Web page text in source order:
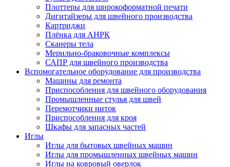
Плоттеры для широкоформатной печати
Дигитайзеры для швейного производства
Картриджи
Плёнка для АНРК
Сканеры тела
Мерильно-браковочные комплексы
САПР для швейного производства
Вспомогательное оборудование для производства
Машины для ремонта
Приспособления для швейного оборудования
Промышленные стулья для швей
Перемотчики ниток
Приспособления для кроя
Шкафы для запасных частей
Иглы
Иглы для бытовых швейных машин
Иглы для промышленных швейных машин
Иглы на ковровый оверлок